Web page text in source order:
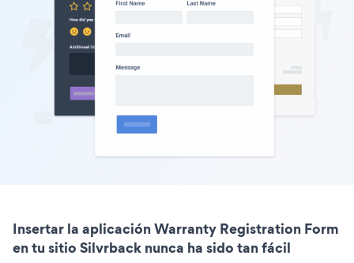
Insertar la aplicación Warranty Registration Form
en tu sitio Silvrback nunca ha sido tan fácil